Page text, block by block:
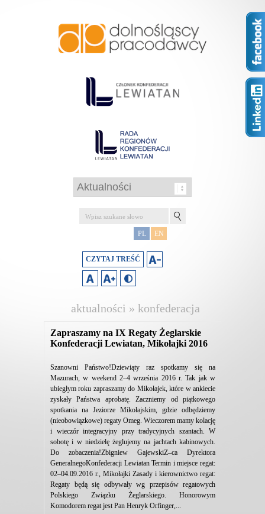
PL EN
CZYTAJ TREŚĆ
aktualności » konfederacja
Zapraszamy na IX Regaty Żeglarskie
Konfederacji Lewiatan, Mikołajki 2016
Szanowni Państwo!Dziewiąty raz spotkamy się na
Mazurach, w weekend 2–4 września 2016 r. Tak jak w
ubiegłym roku zapraszamy do Mikołajek, które w ankiecie
zyskały Państwa aprobatę. Zaczniemy od piątkowego
spotkania na Jeziorze Mikołajskim, gdzie odbędziemy
(nieobowiązkowe) regaty Omeg. Wieczorem mamy kolację
i wieczór integracyjny przy tradycyjnych szantach. W
sobotę i w niedzielę żeglujemy na jachtach kabinowych.
Do zobaczenia!Zbigniew GajewskiZ–ca Dyrektora
GeneralnegoKonfederacji Lewiatan Termin i miejsce regat:
02–04.09.2016 r., Mikołajki Zasady i kierownictwo regat:
Regaty będą się odbywały wg przepisów regatowych
Polskiego Związku Żeglarskiego. Honorowym
Komodorem regat jest Pan Henryk Orfinger,...